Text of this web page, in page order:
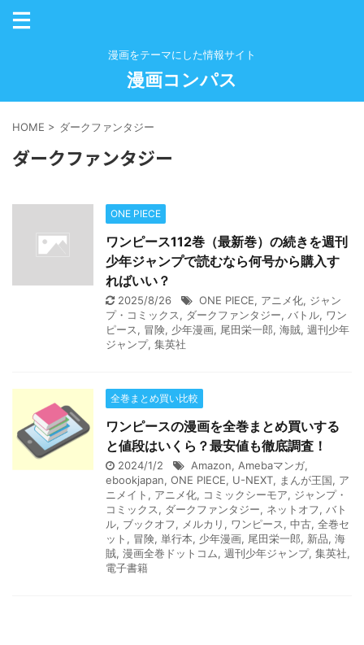
漫画をテーマにした情報サイト
漫画コンパス
HOME > ダークファンタジー
ダークファンタジー
ONE PIECE
ワンピース112巻（最新巻）の続きを週刊
少年ジャンプで読むなら何号から購入す
ればいい？
2025/8/26 ONE PIECE, アニメ化, ジャン
プ・コミックス, ダークファンタジー, バトル, ワン
ピース, 冒険, 少年漫画, 尾田栄一郎, 海賊, 週刊少年
ジャンプ, 集英社
全巻まとめ買い比較
ワンピースの漫画を全巻まとめ買いする
と値段はいくら？最安値も徹底調査！
2024/1/2 Amazon, Amebaマンガ,
ebookjapan, ONE PIECE, U-NEXT, まんが王国, ア
ニメイト , アニメ化, コミックシーモア, ジャンプ・
コミックス, ダークファンタジー, ネットオフ, バト
ル, ブックオフ, メルカリ , ワンピース, 中古, 全巻セ
ット , 冒険, 単行本, 少年漫画, 尾田栄一郎, 新品, 海
賊, 漫画全巻ドットコム, 週刊少年ジャンプ, 集英社,
電子書籍